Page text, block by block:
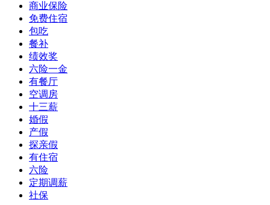
商业保险
免费住宿
包吃
餐补
绩效奖
六险一金
有餐厅
空调房
十三薪
婚假
产假
探亲假
有住宿
六险
定期调薪
社保